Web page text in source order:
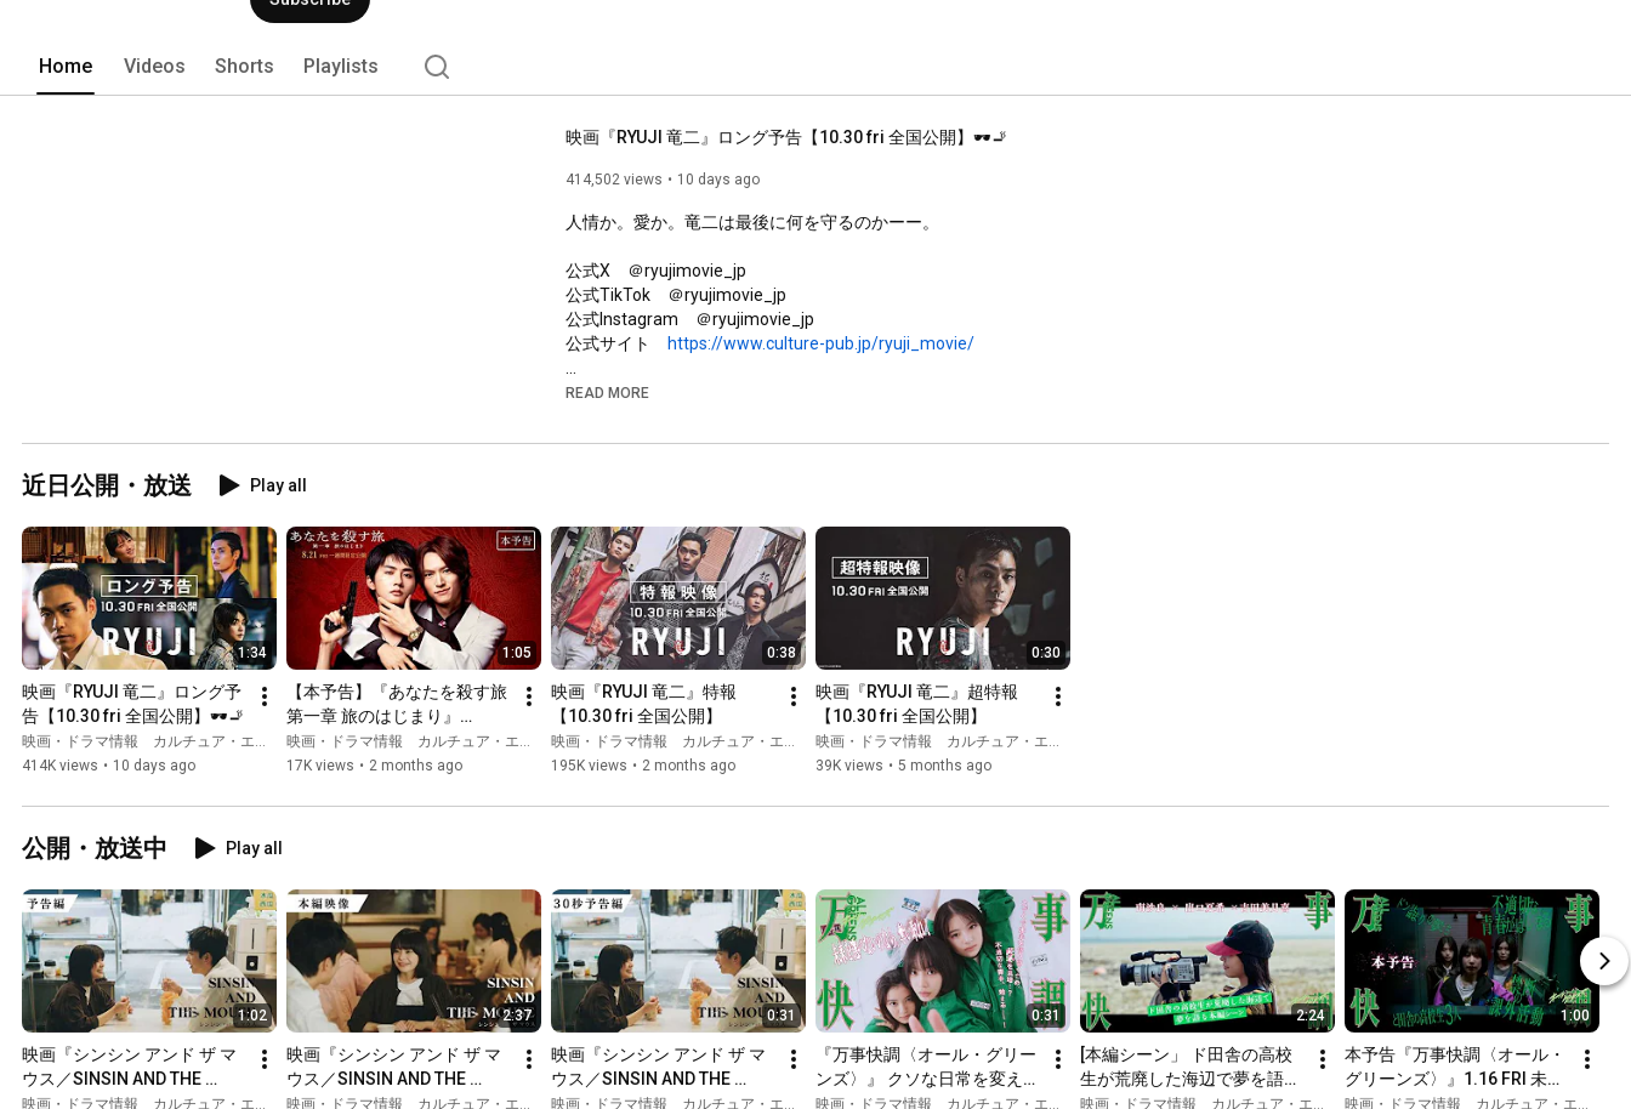
Home Videos Shorts Playlists
映画『RYUJI 竜二』ロング予告【10.30 fri 全国公開】🕶️🚬
414,502 views 10 days ago
人情か。愛か。竜二は最後に何を守るのかーー。
公式X　＠ryujimovie_jp
公式TikTok　＠ryujimovie_jp
公式Instagram　＠ryujimovie_jp
公式サイト
https://www.culture-pub.jp/ryuji_movie/
【ストーリー】
宿・歌舞伎町。
洗うことを決意する。
カタギとなった竜二は、酒屋の配達員として懸命に働き始める
が、決して楽ではない。それでも、自ら望んで手に入れた、慎
ましくも穏やかな暮らしのはずだった。
しかし、薬物に溺れた兄弟分・カズ（三宅健）、そして舎弟で
あり、竜二にとって“もう一つの家族”でもある直（萩原利久）
とひろし（JUNON）との再会が、封印していた過去へと竜二を
引き戻していく――。
【作品情報】
タイトル：『RYUJI 竜二』
主演：柳楽優弥
原作：金子正次「竜二」
監督：水田伸生
脚本：冨岡淳広
主題歌：「It’s not a bad life」（B-ME）
企画プロデュース・制作：セディックインターナショナル
制作協力：ダブル・フィールド
READ MORE
近日公開・放送 Play all
1:34
映画『RYUJI 竜二』ロング予
告【10.30 fri 全国公開】🕶️🚬
映画・ドラマ情報 カルチュア・エンタテインメント
414K views • 10 days ago
1:05
【本予告】『あなたを殺す旅
第一章 旅のはじまり』
2026.8.21（金）1週間限定公
開
映画・ドラマ情報 カルチュア・エンタテインメント
17K views • 2 months ago
0:38
映画『RYUJI 竜二』特報
【10.30 fri 全国公開】
映画・ドラマ情報 カルチュア・エンタテインメント
195K views • 2 months ago
0:30
映画『RYUJI 竜二』超特報
【10.30 fri 全国公開】
映画・ドラマ情報 カルチュア・エンタテインメント
39K views • 5 months ago
公開・放送中 Play all
1:02
映画『シンシン アンド ザ マ
ウス／SINSIN AND THE
MOUSE』予告編
映画・ドラマ情報 カルチュア・エンタテインメント
2:37
映画『シンシン アンド ザ マ
ウス／SINSIN AND THE
MOUSE』本編映像～初めて
映画・ドラマ情報 カルチュア・エンタテインメント
0:31
映画『シンシン アンド ザ マ
ウス／SINSIN AND THE
MOUSE』30秒予告編
映画・ドラマ情報 カルチュア・エンタテインメント
0:31
『万事快調〈オール・グリー
ンズ〉』 クソな日常を変える
ため×××で一攫千金を狙え！
映画・ドラマ情報 カルチュア・エンタテインメント
2:24
[本編シーン」 ド田舎の高校
生が荒廃した海辺で夢を語る
【本編シーン】公開
映画・ドラマ情報 カルチュア・エンタテインメント
1:00
本予告『万事快調〈オール・
グリーンズ〉』1.16 FRI 未来
を力づくで切り開け！不適切
映画・ドラマ情報 カルチュア・エンタテインメント